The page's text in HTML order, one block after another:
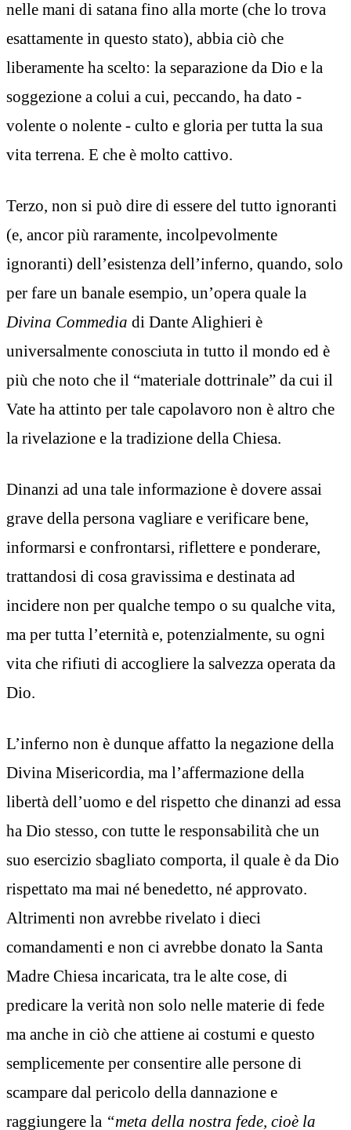
nelle mani di satana fino alla morte (che lo trova
esattamente in questo stato), abbia ciò che
liberamente ha scelto: la separazione da Dio e la
soggezione a colui a cui, peccando, ha dato -
volente o nolente - culto e gloria per tutta la sua
vita terrena. E che è molto cattivo.
Terzo, non si può dire di essere del tutto ignoranti
(e, ancor più raramente, incolpevolmente
ignoranti) dell’esistenza dell’inferno, quando, solo
per fare un banale esempio, un’opera quale la
Divina Commedia di Dante Alighieri è
universalmente conosciuta in tutto il mondo ed è
più che noto che il “materiale dottrinale” da cui il
Vate ha attinto per tale capolavoro non è altro che
la rivelazione e la tradizione della Chiesa.
Dinanzi ad una tale informazione è dovere assai
grave della persona vagliare e verificare bene,
informarsi e confrontarsi, riflettere e ponderare,
trattandosi di cosa gravissima e destinata ad
incidere non per qualche tempo o su qualche vita,
ma per tutta l’eternità e, potenzialmente, su ogni
vita che rifiuti di accogliere la salvezza operata da
Dio.
L’inferno non è dunque affatto la negazione della
Divina Misericordia, ma l’affermazione della
libertà dell’uomo e del rispetto che dinanzi ad essa
ha Dio stesso, con tutte le responsabilità che un
suo esercizio sbagliato comporta, il quale è da Dio
rispettato ma mai né benedetto, né approvato.
Altrimenti non avrebbe rivelato i dieci
comandamenti e non ci avrebbe donato la Santa
Madre Chiesa incaricata, tra le alte cose, di
predicare la verità non solo nelle materie di fede
ma anche in ciò che attiene ai costumi e questo
semplicemente per consentire alle persone di
scampare dal pericolo della dannazione e
raggiungere la “meta della nostra fede, cioè la